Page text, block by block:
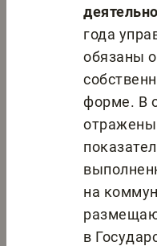
года
обязаны
форме. В
на
в